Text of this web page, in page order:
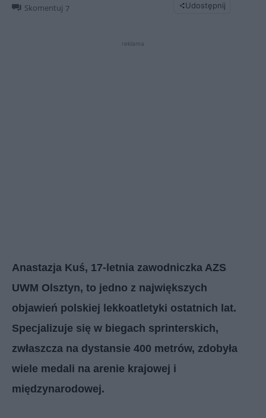
Skomentuj 7 Udostępnij
reklama
Anastazja Kuś, 17-letnia zawodniczka AZS
UWM Olsztyn, to jedno z największych
objawień polskiej lekkoatletyki ostatnich lat.
Specjalizuje się w biegach sprinterskich,
zwłaszcza na dystansie 400 metrów, zdobyła
wiele medali na arenie krajowej i
międzynarodowej.